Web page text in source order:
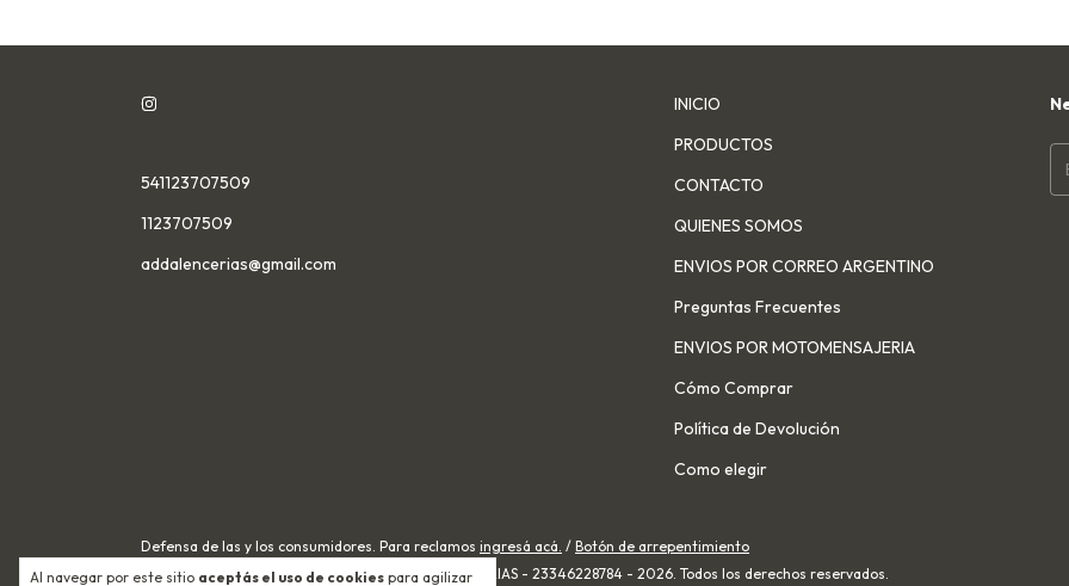
Al navegar por este sitio aceptás el uso de cookies para agilizar
541123707509
1123707509
addalencerias@gmail.com
INICIO
PRODUCTOS
CONTACTO
QUIENES SOMOS
ENVIOS POR CORREO ARGENTINO
Preguntas Frecuentes
ENVIOS POR MOTOMENSAJERIA
Cómo Comprar
Política de Devolución
Como elegir
Defensa de las y los consumidores. Para reclamos ingresá acá. / Botón de arrepentimiento
Copyright ADDALENCERIAS - 23346228784 - 2026. Todos los derechos reservados.